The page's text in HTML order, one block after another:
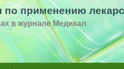
по применению
в журнале Медикал